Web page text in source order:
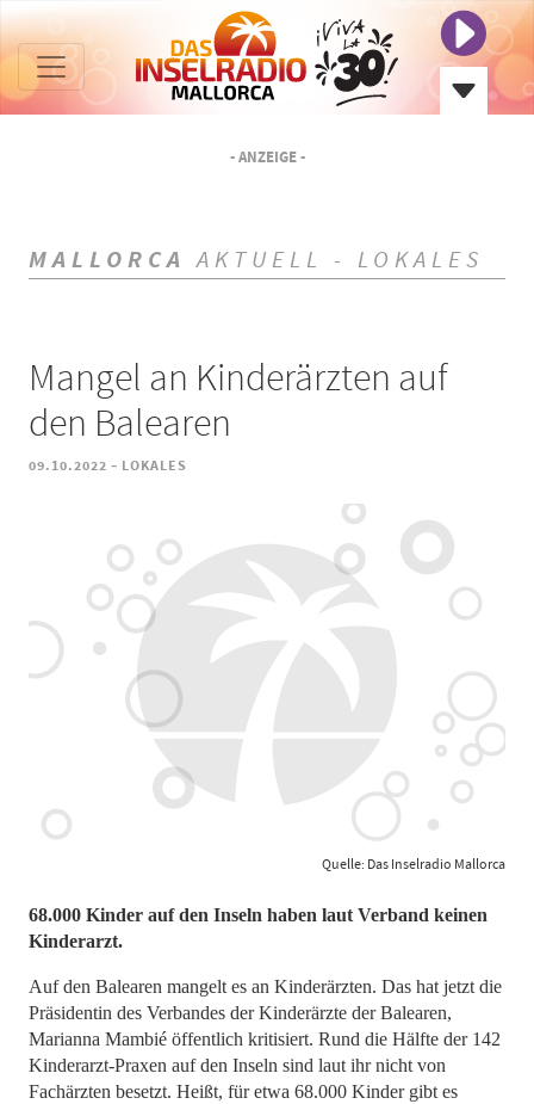
- ANZEIGE -
MALLORCA AKTUELL - LOKALES
Mangel an Kinderärzten auf
den Balearen
09.10.2022 - LOKALES
Quelle: Das Inselradio Mallorca
68.000 Kinder auf den Inseln haben laut Verband keinen
Kinderarzt.
Auf den Balearen mangelt es an Kinderärzten. Das hat jetzt die
Präsidentin des Verbandes der Kinderärzte der Balearen,
Marianna Mambié öffentlich kritisiert. Rund die Hälfte der 142
Kinderarzt-Praxen auf den Inseln sind laut ihr nicht von
Fachärzten besetzt. Heißt, für etwa 68.000 Kinder gibt es